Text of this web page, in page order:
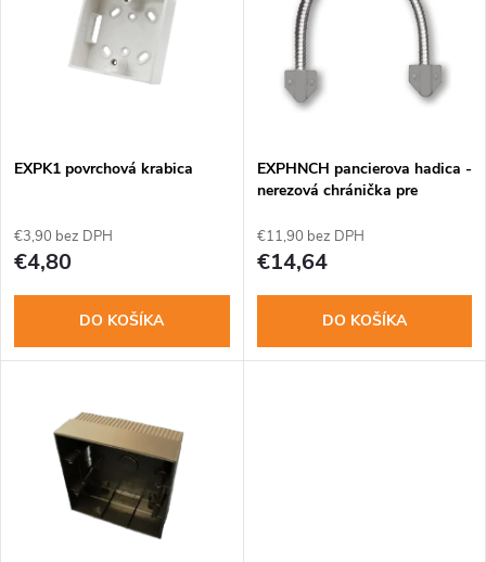
e
p
r
o
s
r
d
EXPK1 povrchová krabica
€3,90 bez DPH
€4,80
DO KOŠÍKA
EXPHNCH pancierova hadica -
nerezová chránička pre
€11,90 bez DPH
€14,64
DO KOŠÍKA